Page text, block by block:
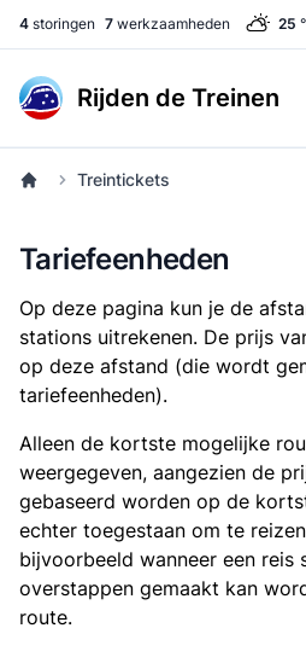
4 storingen 7 werkzaamheden 25
Rijden de Treinen
Treintickets
Tariefeenheden
Op deze pagina kun je de
stations uitrekenen. De prijs
op deze afstand (die wordt
tariefeenheden).
Alleen de kortste mogelijke
weergegeven, aangezien de
gebaseerd worden op de
echter toegestaan om te reizen
bijvoorbeeld wanneer een reis
overstappen gemaakt kan
route.